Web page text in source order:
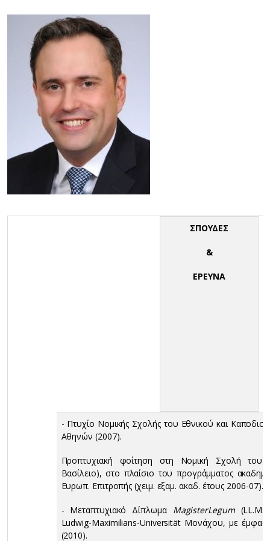
ΣΠΟΥΔΕΣ
&
ΕΡΕΥΝΑ
- Πτυχίο Νομικής Σχολής του Εθνικού και
Αθηνών (2007).
Προπτυχιακή φοίτηση στη Νομική Σχολή του
Βασίλειο), στο πλαίσιο του προγράμματος
Ευρωπ. Επιτροπής (χειμ. εξαμ. ακαδ. έτους 2006-07).
- Μεταπτυχιακό Δίπλωμα MagisterLegum(LL.M.)
Ludwig-Maximilians-Universität Μονάχου, με
(2010).